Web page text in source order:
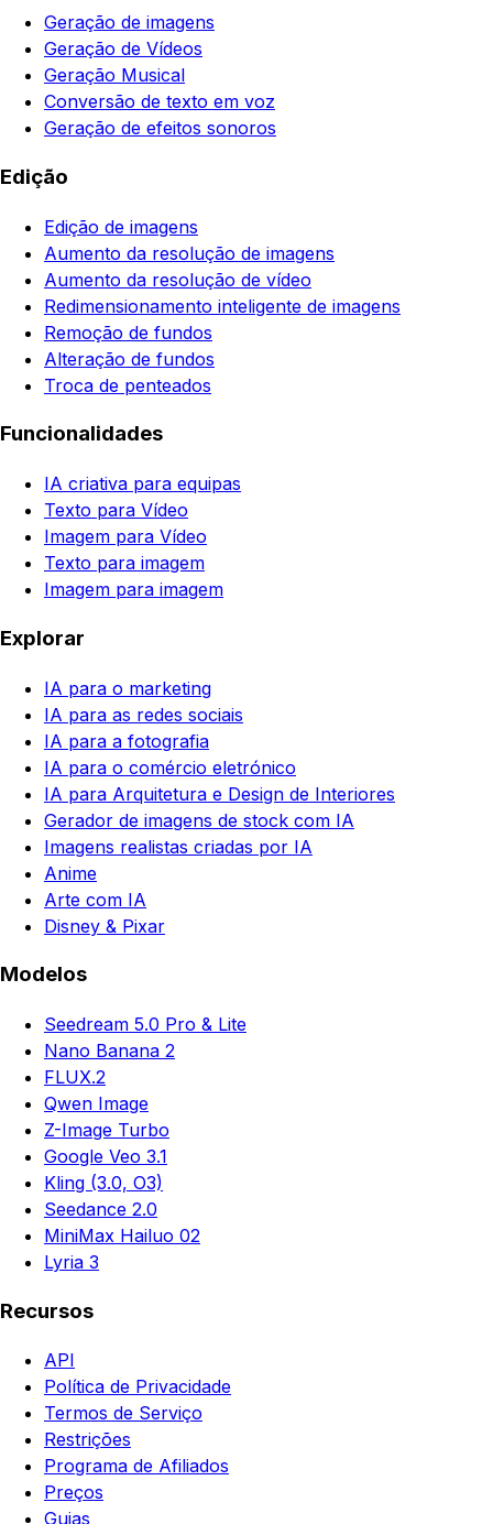
Geração de imagens
Geração de Vídeos
Geração Musical
Conversão de texto em voz
Geração de efeitos sonoros
Edição
Edição de imagens
Aumento da resolução de imagens
Aumento da resolução de vídeo
Redimensionamento inteligente de imagens
Remoção de fundos
Alteração de fundos
Troca de penteados
Funcionalidades
IA criativa para equipas
Texto para Vídeo
Imagem para Vídeo
Texto para imagem
Imagem para imagem
Explorar
IA para o marketing
IA para as redes sociais
IA para a fotografia
IA para o comércio eletrónico
IA para Arquitetura e Design de Interiores
Gerador de imagens de stock com IA
Imagens realistas criadas por IA
Anime
Arte com IA
Disney & Pixar
Modelos
Seedream 5.0 Pro & Lite
Nano Banana 2
FLUX.2
Qwen Image
Z-Image Turbo
Google Veo 3.1
Kling (3.0, O3)
Seedance 2.0
MiniMax Hailuo 02
Lyria 3
Recursos
API
Política de Privacidade
Termos de Serviço
Restrições
Programa de Afiliados
Preços
Guias